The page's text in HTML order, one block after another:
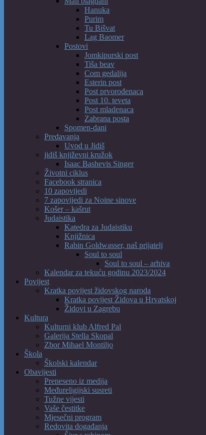
Hanuka
Purim
Tu Bišvat
Lag Baomer
Postovi
Jomkipurski post
Tiša beav
Com gedalija
Esterin post
Post prvorođenaca
Post 10. teveta
Post mladenaca
Zabrana posta
Spomen-dani
Predavanja
Uvod u Jidiš
jidiš književni kružok
Isaac Bashevis Singer
Životni ciklus
Facebook stranica
10 zapovijedi
7 zapovijedi za Noine sinove
Košer – kašrut
Judaistika
Katedra za Judaistiku
Knjižnica
Rabin Goldwasser, naš prijatelj
Soul to soul
Soul to soul – arhiva
Kalendar za tekuću godinu 2023/2024
Povijest
Kratka povijest židovskog naroda
Kratka povijest Židova u Hrvatskoj
Židovi u Zagrebu
Kultura
Kulturni klub Alfred Pal
Galerija Stella Skopal
Zbor Mihael Montiljo
Škola
Školski kalendar
Obavijesti
Preneseno iz medija
Međureligijski susreti
Tužne vijesti
Vaše čestitke
Mjesečni program
Redovita događanja